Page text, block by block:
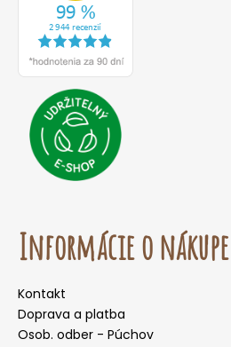
Informácie o nákupe
Kontakt
Doprava a platba
Osob. odber - Púchov